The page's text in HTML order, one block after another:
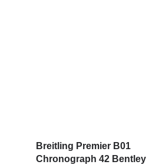
Breitling Premier B01
Chronograph 42 Bentley